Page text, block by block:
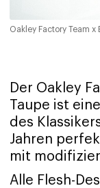
Oakley Factory Team
Der Oakley
Taupe ist
des
Jahren
mit
Alle Flesh-